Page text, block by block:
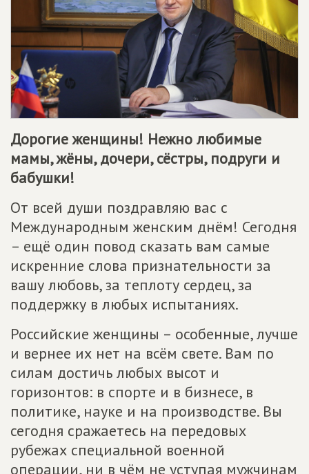
Дорогие женщины! Нежно любимые
мамы, жёны, дочери, сёстры, подруги и
бабушки!
От всей души поздравляю вас с
Международным женским днём! Сегодня
– ещё один повод сказать вам самые
искренние слова признательности за
вашу любовь, за теплоту сердец, за
поддержку в любых испытаниях.
Российские женщины – особенные, лучше
и вернее их нет на всём свете. Вам по
силам достичь любых высот и
горизонтов: в спорте и в бизнесе, в
политике, науке и на производстве. Вы
сегодня сражаетесь на передовых
рубежах специальной военной
операции, ни в чём не уступая мужчинам